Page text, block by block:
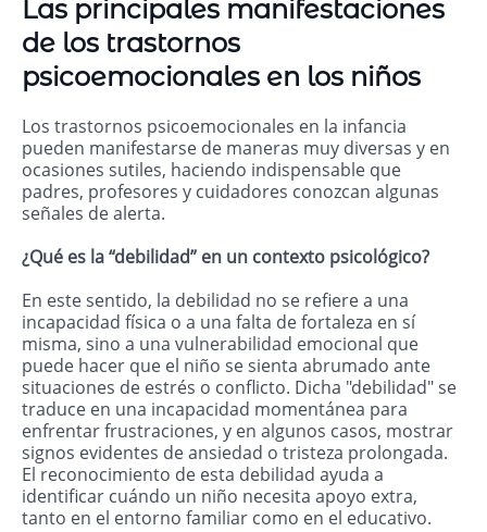
Las principales manifestaciones
de los trastornos
psicoemocionales en los niños
Los trastornos psicoemocionales en la infancia
pueden manifestarse de maneras muy diversas y en
ocasiones sutiles, haciendo indispensable que
padres, profesores y cuidadores conozcan algunas
señales de alerta.
¿Qué es la “debilidad” en un contexto psicológico?
En este sentido, la debilidad no se refiere a una
incapacidad física o a una falta de fortaleza en sí
misma, sino a una vulnerabilidad emocional que
puede hacer que el niño se sienta abrumado ante
situaciones de estrés o conflicto. Dicha "debilidad" se
traduce en una incapacidad momentánea para
enfrentar frustraciones, y en algunos casos, mostrar
signos evidentes de ansiedad o tristeza prolongada.
El reconocimiento de esta debilidad ayuda a
identificar cuándo un niño necesita apoyo extra,
tanto en el entorno familiar como en el educativo.